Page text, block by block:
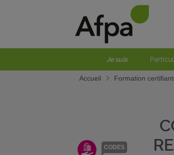
Je suis
Accueil Formation
CODES